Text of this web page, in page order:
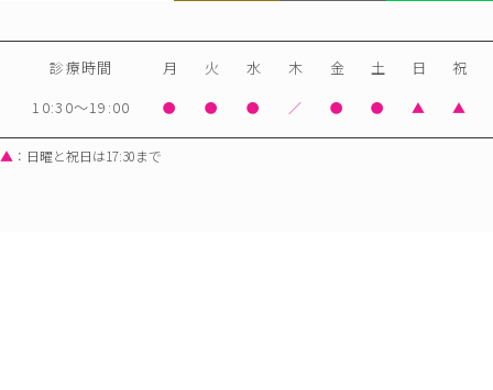
診療時間 月 火 水 木 金 土 日
祝
10:30～19:00
● ● ● ／ ● ● ▲ ▲
▲ ：日曜と祝日は17:30まで